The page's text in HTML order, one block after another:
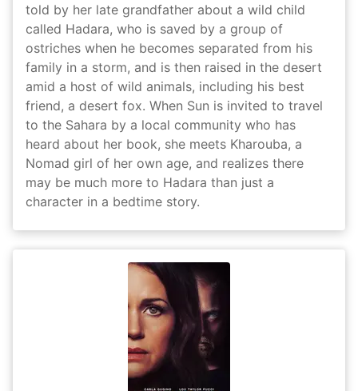
told by her late grandfather about a wild child
called Hadara, who is saved by a group of
ostriches when he becomes separated from his
family in a storm, and is then raised in the desert
amid a host of wild animals, including his best
friend, a desert fox. When Sun is invited to travel
to the Sahara by a local community who has
heard about her book, she meets Kharouba, a
Nomad girl of her own age, and realizes there
may be much more to Hadara than just a
character in a bedtime story.